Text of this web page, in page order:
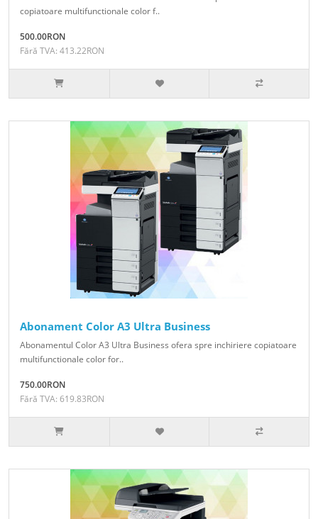
copiatoare multifunctionale color f..
500.00RON
Fără TVA: 413.22RON
Abonament Color A3 Ultra Business
Abonamentul Color A3 Ultra Business ofera spre inchiriere copiatoare
multifunctionale color for..
750.00RON
Fără TVA: 619.83RON